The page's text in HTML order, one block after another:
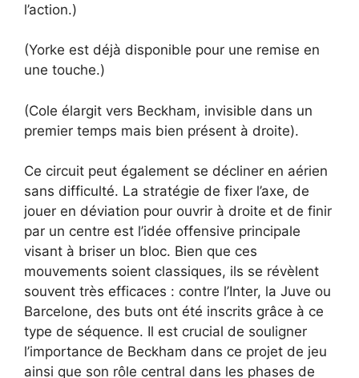
l’action.)
(Yorke est déjà disponible pour une remise en
une touche.)
(Cole élargit vers Beckham, invisible dans un
premier temps mais bien présent à droite).
Ce circuit peut également se décliner en aérien
sans difficulté. La stratégie de fixer l’axe, de
jouer en déviation pour ouvrir à droite et de finir
par un centre est l’idée offensive principale
visant à briser un bloc. Bien que ces
mouvements soient classiques, ils se révèlent
souvent très efficaces : contre l’Inter, la Juve ou
Barcelone, des buts ont été inscrits grâce à ce
type de séquence. Il est crucial de souligner
l’importance de Beckham dans ce projet de jeu
ainsi que son rôle central dans les phases de